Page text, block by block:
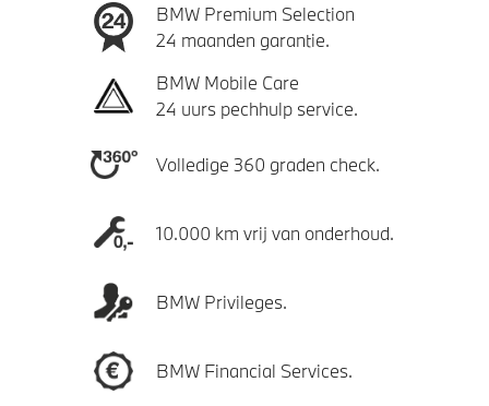
BMW Premium Selection
24 maanden garantie.
BMW Mobile Care
24 uurs pechhulp service.
Volledige 360 graden check.
10.000 km vrij van onderhoud.
BMW Privileges.
BMW Financial Services.